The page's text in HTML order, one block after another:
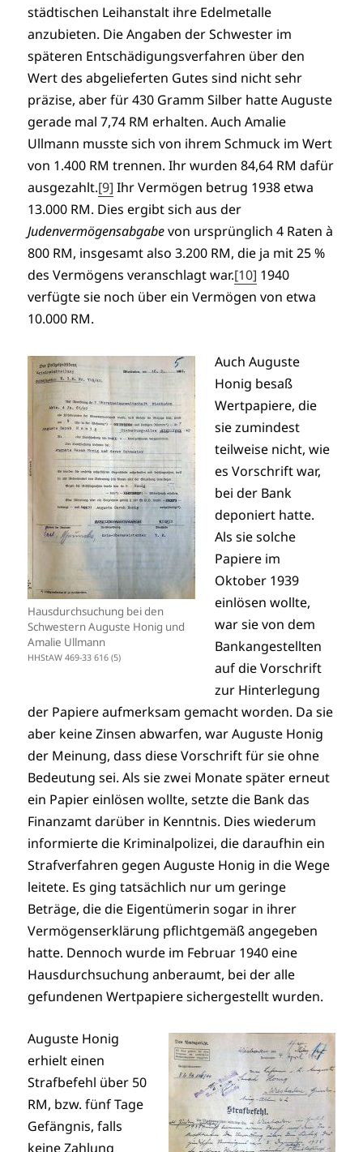
städtischen Leihanstalt ihre Edelmetalle
anzubieten. Die Angaben der Schwester im
späteren Entschädigungsverfahren über den
Wert des abgelieferten Gutes sind nicht sehr
präzise, aber für 430 Gramm Silber hatte Auguste
gerade mal 7,74 RM erhalten. Auch Amalie
Ullmann musste sich von ihrem Schmuck im Wert
von 1.400 RM trennen. Ihr wurden 84,64 RM dafür
ausgezahlt.[9] Ihr Vermögen betrug 1938 etwa
13.000 RM. Dies ergibt sich aus der
Judenvermögensabgabevon ursprünglich 4 Raten à
800 RM, insgesamt also 3.200 RM, die ja mit 25 %
des Vermögens veranschlagt war.[10] 1940
verfügte sie noch über ein Vermögen von etwa
10.000 RM.
Hausdurchsuchung bei den
Schwestern Auguste Honig und
Amalie Ullmann
HHStAW 469-33 616 (5)
Auch Auguste
Honig besaß
Wertpapiere, die
sie zumindest
teilweise nicht, wie
es Vorschrift war,
bei der Bank
deponiert hatte.
Als sie solche
Papiere im
Oktober 1939
einlösen wollte,
war sie von dem
Bankangestellten
auf die Vorschrift
zur Hinterlegung
der Papiere aufmerksam gemacht worden. Da sie
aber keine Zinsen abwarfen, war Auguste Honig
der Meinung, dass diese Vorschrift für sie ohne
Bedeutung sei. Als sie zwei Monate später erneut
ein Papier einlösen wollte, setzte die Bank das
Finanzamt darüber in Kenntnis. Dies wiederum
informierte die Kriminalpolizei, die daraufhin ein
Strafverfahren gegen Auguste Honig in die Wege
leitete. Es ging tatsächlich nur um geringe
Beträge, die die Eigentümerin sogar in ihrer
Vermögenserklärung pflichtgemäß angegeben
hatte. Dennoch wurde im Februar 1940 eine
Hausdurchsuchung anberaumt, bei der alle
gefundenen Wertpapiere sichergestellt wurden.
Auguste Honig
erhielt einen
Strafbefehl über 50
RM, bzw. fünf Tage
Gefängnis, falls
keine Zahlung